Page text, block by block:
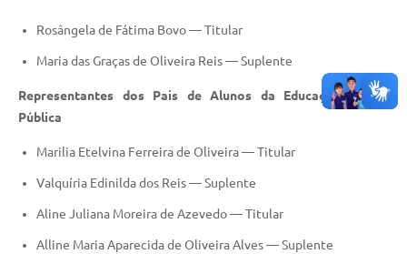
Rosângela de Fátima Bovo — Titular
Maria das Graças de Oliveira Reis — Suplente
Representantes dos Pais de Alunos da Educação Básica
Pública
Marilia Etelvina Ferreira de Oliveira — Titular
Valquíria Edinilda dos Reis — Suplente
Aline Juliana Moreira de Azevedo — Titular
Alline Maria Aparecida de Oliveira Alves — Suplente